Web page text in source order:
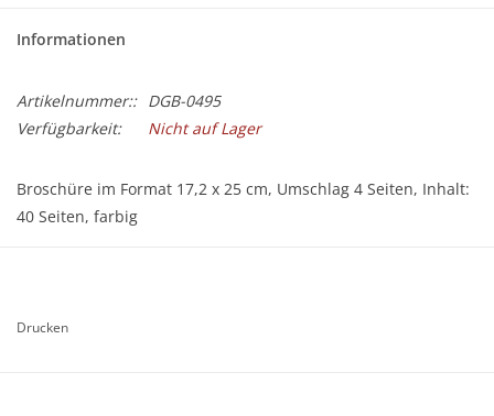
Informationen
Artikelnummer:: DGB-0495
Verfügbarkeit:
Nicht auf Lager
Broschüre im Format 17,2 x 25 cm, Umschlag 4 Seiten, Inhalt:
40 Seiten, farbig
Drucken